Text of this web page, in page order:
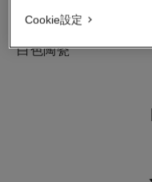
材質
白色陶瓷
Cookie設定